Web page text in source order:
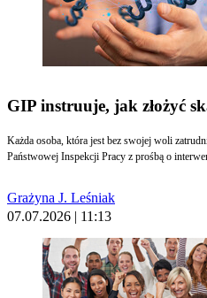
GIP instruuje, jak złożyć
Każda osoba, która jest bez swojej woli
Państwowej Inspekcji Pracy z prośbą o
Grażyna J. Leśniak
07.07.2026 | 11:13